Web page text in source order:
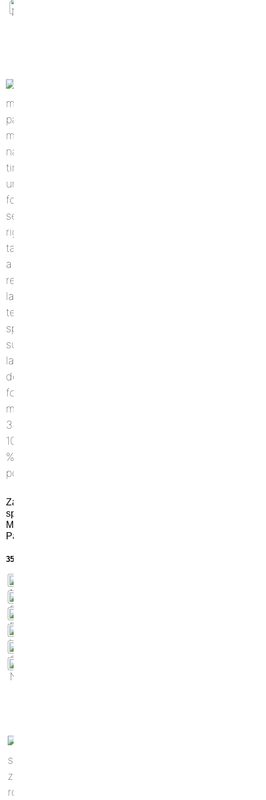
Zaino
sportivo
Maxi
Path
35,90